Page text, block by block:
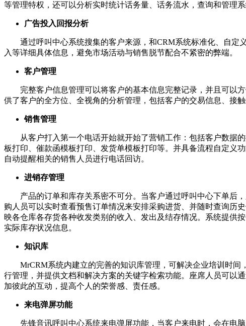
等管理特权，还可以分析实时统计话务量、话务流水，查询和管理
广告投入回报分析
通过呼叫中心系统搜集的客户来源，和CRM系统标准化、自定
入等详细具体信息，避免市场活动与销售脱节配合不紧密的弊端。
客户管理
完整客户信息管理可以将客户的基本信息完整记录，并且可以方
供了客户的全方位、全视角的分析管理，包括客户的交易信息、接
销售管理
从客户打入第一个电话开始就开始了营销工作：包括客户数据的
板打印、催款函模板打印、发货单模板打印等。并具备流程自定义
自动提醒相关的销售人员进行电话回访。
进销存管理
产品的订单和库存关系密不可分。当客户通过呼叫中心下单后，
购人员可以实时查看预售订单情况来安排采购进货、并随时查询历
映各仓库各存货各种收发类别的收入、发出及结存情况。系统提供
实际库存状况信息。
知识库
MrCRM系统内建立的完善的知识库管理，可解决企业培训时间
行管理，并提供文档和解决方案的关键字检索功能。座席人员可以
加彼此的互动，提高个人的荣誉感、责任感。
来电弹屏功能
先锋音讯呼叫中心系统来电弹屏功能，当客户来电时，会在电脑